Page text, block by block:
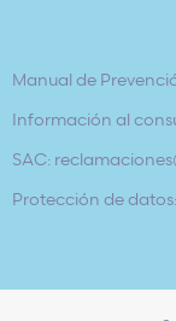
Manual de
Información al
SAC:
Protección de